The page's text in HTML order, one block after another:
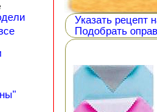
Указать рецепт
Подобрать